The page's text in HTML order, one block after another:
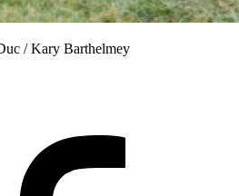
/ Kary Barthelmey